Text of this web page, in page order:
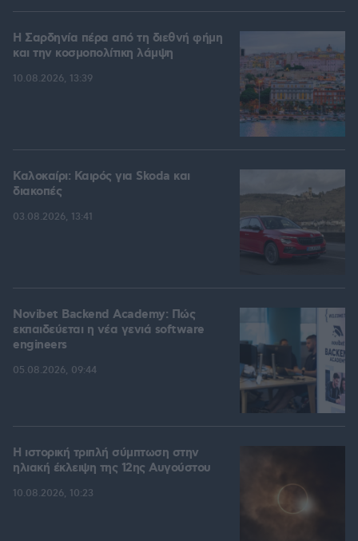
Η Σαρδηνία πέρα από τη διεθνή φήμη
και την κοσμοπολίτικη λάμψη
10.08.2026, 13:39
Καλοκαίρι: Καιρός για Skoda και
διακοπές
03.08.2026, 13:41
Novibet Backend Academy: Πώς
εκπαιδεύεται η νέα γενιά software
engineers
05.08.2026, 09:44
Η ιστορική τριπλή σύμπτωση στην
ηλιακή έκλειψη της 12ης Αυγούστου
10.08.2026, 10:23